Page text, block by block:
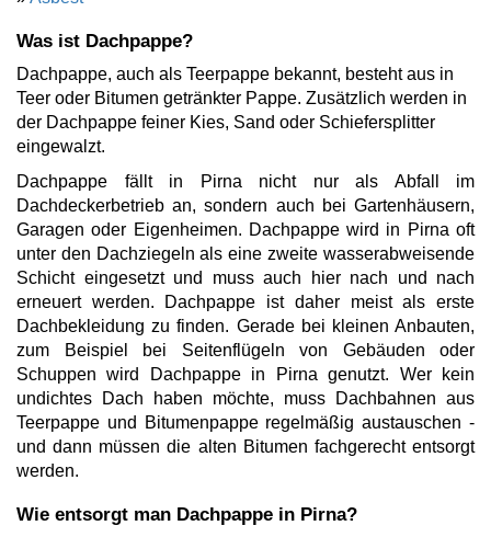
Was ist Dachpappe?
Dachpappe, auch als Teerpappe bekannt, besteht aus in
Teer oder Bitumen getränkter Pappe. Zusätzlich werden in
der Dachpappe feiner Kies, Sand oder Schiefersplitter
eingewalzt.
Dachpappe fällt in Pirna nicht nur als Abfall im
Dachdeckerbetrieb an, sondern auch bei Gartenhäusern,
Garagen oder Eigenheimen. Dachpappe wird in Pirna oft
unter den Dachziegeln als eine zweite wasserabweisende
Schicht eingesetzt und muss auch hier nach und nach
erneuert werden. Dachpappe ist daher meist als erste
Dachbekleidung zu finden. Gerade bei kleinen Anbauten,
zum Beispiel bei Seitenflügeln von Gebäuden oder
Schuppen wird Dachpappe in Pirna genutzt. Wer kein
undichtes Dach haben möchte, muss Dachbahnen aus
Teerpappe und Bitumenpappe regelmäßig austauschen -
und dann müssen die alten Bitumen fachgerecht entsorgt
werden.
Wie entsorgt man Dachpappe in Pirna?